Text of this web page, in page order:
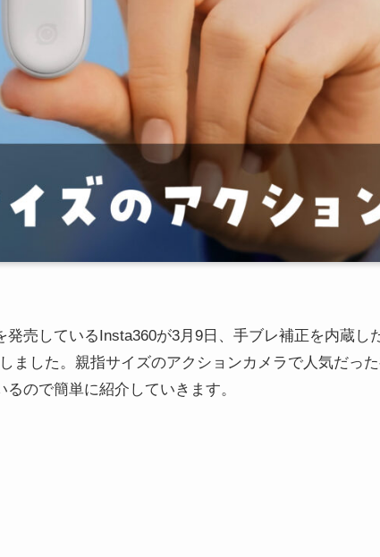
売しているInsta360が3月9日、手ブレ補正を内蔵し
ました。親指サイズのアクションカメラで人気だっ
ので簡単に紹介していきます。